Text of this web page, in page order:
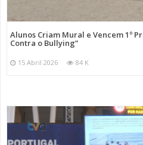
Alunos Criam Mural e Vencem 1º
Contra o Bullying”
15 Abril 2026 84 K